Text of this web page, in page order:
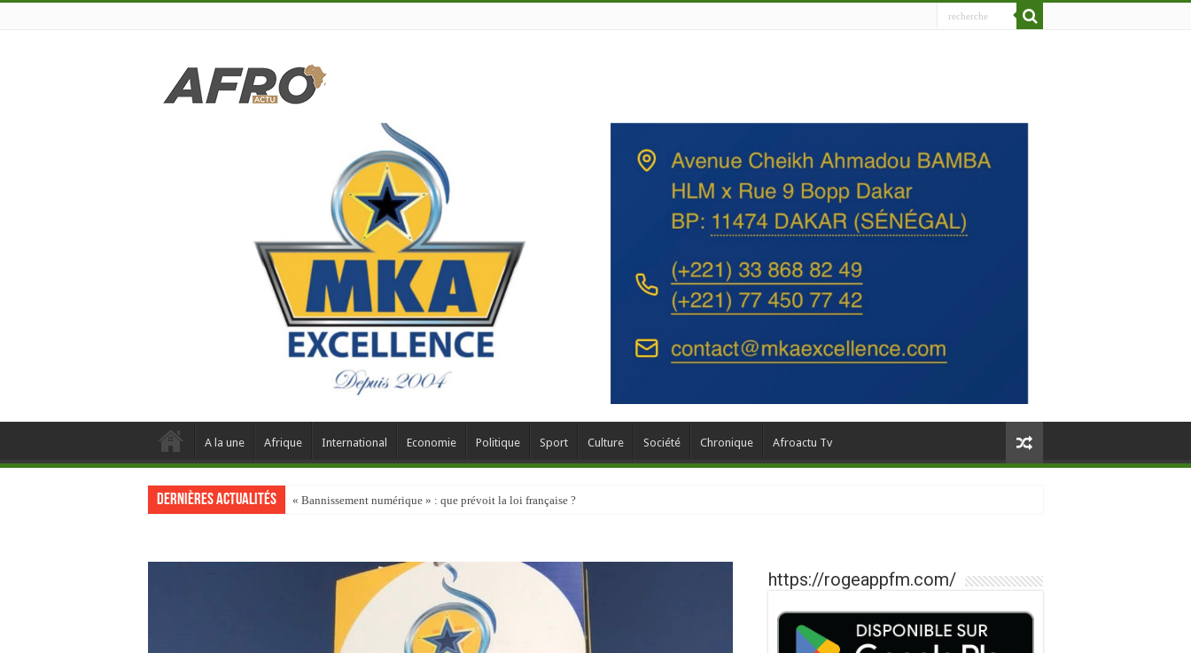
A la une Afrique International Economie Politique Sport Culture Société Chronique Afroactu Tv
Dernières actualités « Bannissement numérique » : que prévoit la loi française ?
https://rogeappfm.com/